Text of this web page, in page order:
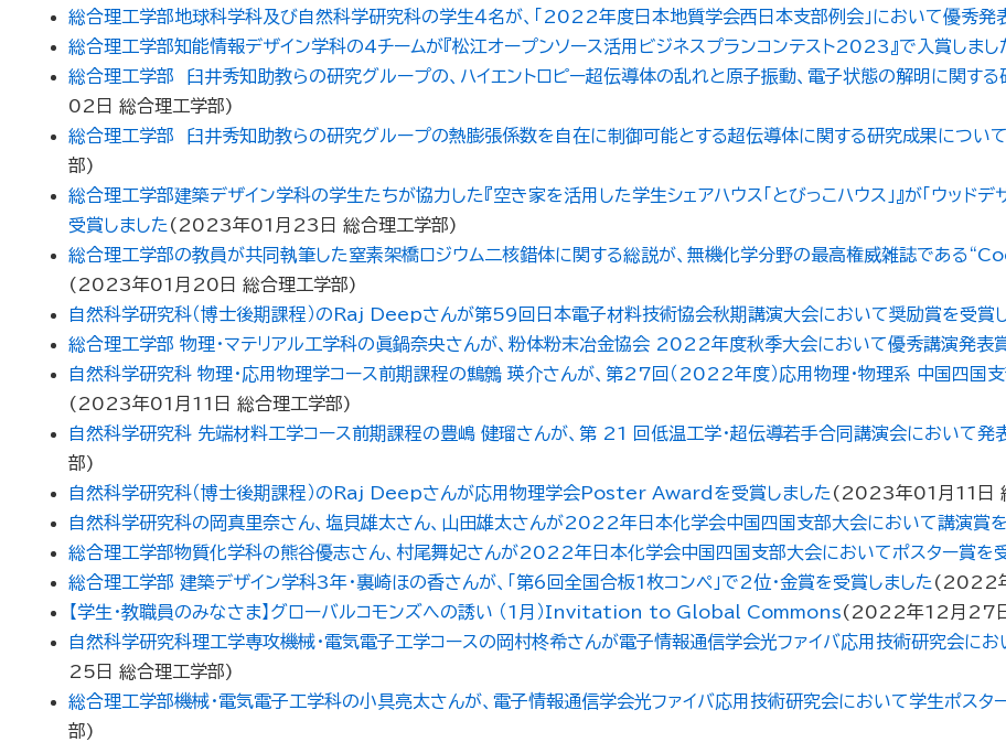
総合理工学部地球科学科及び自然科学研究科の学生４名が、「2022年度日本地質学会西日本支部例会」において優秀発
総合理工学部知能情報デザイン学科の4チームが『松江オープンソース活用ビジネスプランコンテスト2023』で入賞しまし
総合理工学部 臼井秀知助教らの研究グループの、ハイエントロピー超伝導体の乱れと原子振動、電子状態の解明に関する
02日 総合理工学部)
総合理工学部 臼井秀知助教らの研究グループの熱膨張係数を自在に制御可能とする超伝導体に関する研究成果について
部)
総合理工学部建築デザイン学科の学生たちが協力した『空き家を活用した学生シェアハウス「とびっこハウス」』が「ウッドデ
受賞しました ( 2023年01月23日 総合理工学部)
総合理工学部の教員が共同執筆した窒素架橋ロジウム二核錯体に関する総説が、無機化学分野の最高権威雑誌で
( 2023年01月20日 総合理工学部)
自然科学研究科（博士後期課程）のRaj Deepさんが第59回日本電子材料技術協会秋期講演大会において奨励賞を受賞
総合理工学部 物理・マテリアル工学科の眞鍋奈央さんが、粉体粉末冶金協会 2022年度秋季大会において優秀講演発表
自然科学研究科 物理・応用物理学コース前期課程の鷦鷯 瑛介さんが、第27回（2022年度）応用物理・物理系 中国四国
( 2023年01月11日 総合理工学部)
自然科学研究科 先端材料工学コース前期課程の豊嶋 健瑠さんが、第 21 回低温工学・超伝導若手合同講演会において発
部)
自然科学研究科（博士後期課程）のRaj Deepさんが応用物理学会Poster Awardを受賞しました ( 2023年01月11日
自然科学研究科の岡真里奈さん、塩貝雄太さん、山田雄太さんが2022年日本化学会中国四国支部大会において講演賞
総合理工学部物質化学科の熊谷優志さん、村尾舞妃さんが2022年日本化学会中国四国支部大会においてポスター賞を
総合理工学部 建築デザイン学科3年・裏崎ほの香さんが、「第6回全国合板1枚コンペ」で2位・金賞を受賞しました ( 2022
【学生・教職員のみなさま】グローバルコモンズへの誘い （1月）Invitation to Global Commons( 2022年12月27
自然科学研究科理工学専攻機械・電気電子工学コースの岡村柊希さんが電子情報通信学会光ファイバ応用技術研究会に
25日 総合理工学部)
総合理工学部機械・電気電子工学科の小具亮太さんが、電子情報通信学会光ファイバ応用技術研究会において学生ポスタ
部)